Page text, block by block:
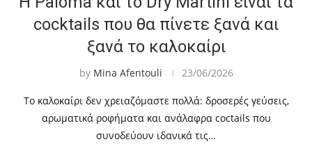
cocktails που θα πίνετε ξανά και
ξανά το καλοκαίρι
by Mina Afentouli 23/06/2026
Το καλοκαίρι δεν χρειαζόμαστε πολλά: δροσερές γεύσεις,
αρωματικά ροφήματα και ανάλαφρα coctails που
συνοδεύουν ιδανικά τις…